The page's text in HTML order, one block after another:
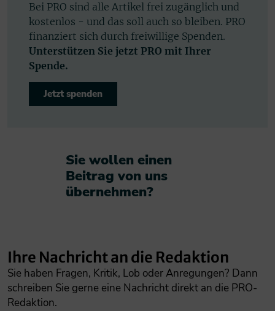
Bei PRO sind alle Artikel frei zugänglich und
kostenlos - und das soll auch so bleiben. PRO
finanziert sich durch freiwillige Spenden.
Unterstützen Sie jetzt PRO mit Ihrer
Spende.
Jetzt spenden
Sie wollen einen
Beitrag von uns
übernehmen?​
Ihre Nachricht an die Redaktion
Sie haben Fragen, Kritik, Lob oder Anregungen? Dann
schreiben Sie gerne eine Nachricht direkt an die PRO-
Redaktion.